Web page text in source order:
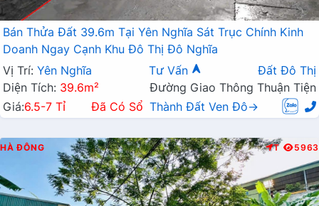
Bán Thửa Đất 39.6m Tại Yên Nghĩa Sát Trục Chính Kinh
Doanh Ngay Cạnh Khu Đô Thị Đô Nghĩa
Vị Trí: Yên Nghĩa Tư Vấn
Đất Đô Thị
Diện Tích: 39.6m²
Đường Giao Thông Thuận Tiện
Giá:6.5-7 Tỉ Đã Có Sổ Thành Đất Ven Đô→
HÀ ĐÔNG T 5963